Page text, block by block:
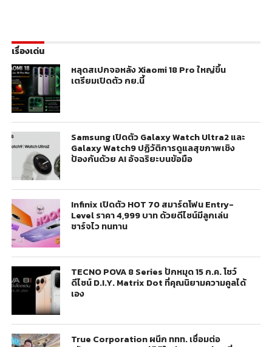
เรื่องเด่น
หลุดสเปกจอหลัง Xiaomi 18 Pro ใหญ่ขึ้น
เตรียมเปิดตัว กย.นี้
Samsung เปิดตัว Galaxy Watch Ultra2 และ
Galaxy Watch9 ปฏิวัติการดูแลสุขภาพเชิง
ป้องกันด้วย AI อัจฉริยะบนข้อมือ
Infinix เปิดตัว HOT 70 สมาร์ตโฟน Entry-
Level ราคา 4,999 บาท ด้วยดีไซน์มีลูกเล่น
ชาร์จไว ทนทาน
TECNO POVA 8 Series ปักหมุด 15 ก.ค. โชว์
ดีไซน์ D.I.Y. Matrix Dot ที่คุณนิยามความคูลได้
เอง
True Corporation ผนึก ททท. เชื่อมต่อ